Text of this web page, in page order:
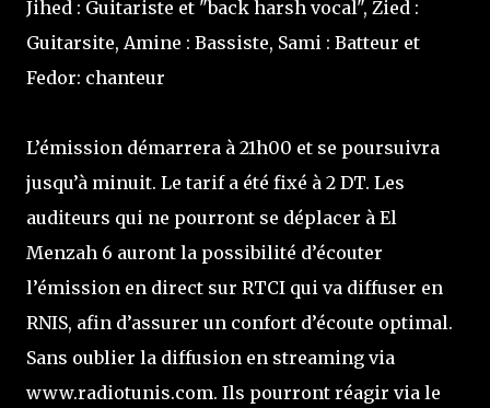
Jihed : Guitariste et "back harsh vocal", Zied :
Guitarsite, Amine : Bassiste, Sami : Batteur et
Fedor: chanteur
L’émission démarrera à 21h00 et se poursuivra
jusqu’à minuit. Le tarif a été fixé à 2 DT. Les
auditeurs qui ne pourront se déplacer à El
Menzah 6 auront la possibilité d’écouter
l’émission en direct sur RTCI qui va diffuser en
RNIS, afin d’assurer un confort d’écoute optimal.
Sans oublier la diffusion en streaming via
www.radiotunis.com. Ils pourront réagir via le